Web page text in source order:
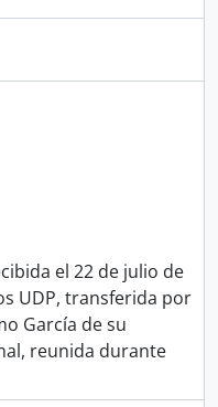
el 22 de julio de
UDP, transferida por
García de su
reunida durante